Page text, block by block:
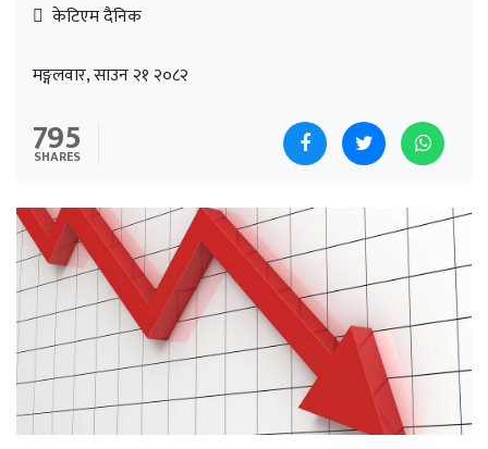
केटिएम दैनिक
मङ्गलवार, साउन २१ २०८२
795
SHARES